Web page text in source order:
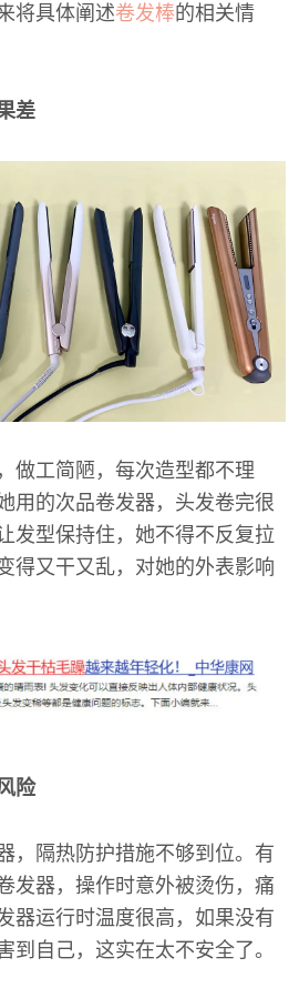
将具体阐述卷发棒的相关情
差
做工简陋，每次造型都不理
用的次品卷发器，头发卷完很
发型保持住，她不得不反复拉
得又干又乱，对她的外表影响
险
，隔热防护措施不够到位。有
发器，操作时意外被烫伤，痛
器运行时温度很高，如果没有
到自己，这实在太不安全了。